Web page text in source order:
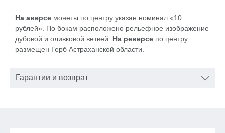
На аверсе монеты по центру указан номинал «10
рублей». По бокам расположено рельефное изображение
дубовой и оливковой ветвей. На реверсе по центру
размещен Герб Астраханской области.
Гарантии и возврат